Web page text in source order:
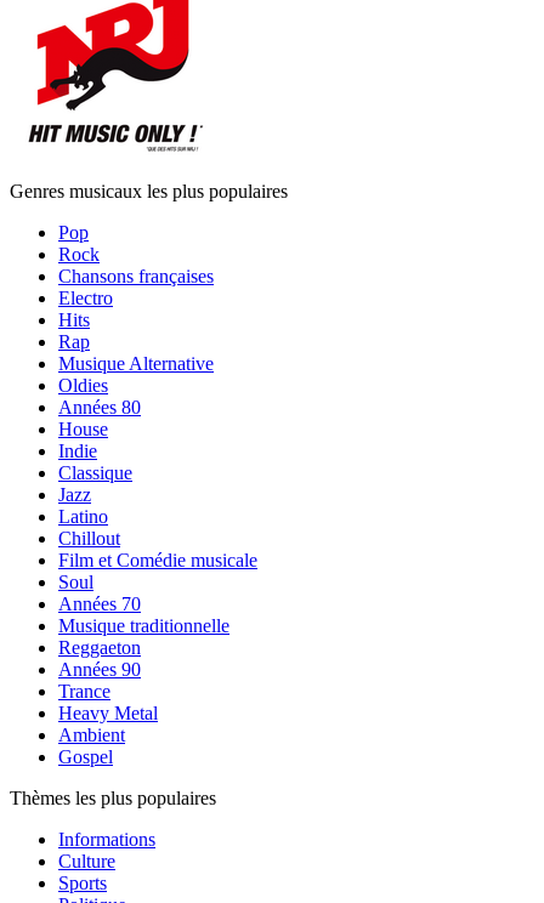
Genres musicaux les plus populaires
Pop
Rock
Chansons françaises
Electro
Hits
Rap
Musique Alternative
Oldies
Années 80
House
Indie
Classique
Jazz
Latino
Chillout
Film et Comédie musicale
Soul
Années 70
Musique traditionnelle
Reggaeton
Années 90
Trance
Heavy Metal
Ambient
Gospel
Thèmes les plus populaires
Informations
Culture
Sports